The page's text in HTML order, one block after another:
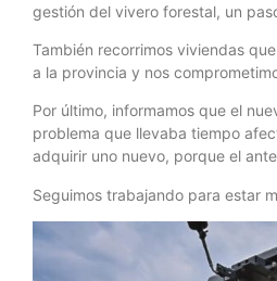
gestión del vivero forestal, un
También recorrimos viviendas
a la provincia y nos
Por último, informamos que el
problema que llevaba tiempo
adquirir uno nuevo, porque el
Seguimos trabajando para estar